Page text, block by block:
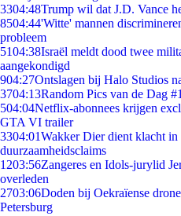
3304:48Trump wil dat J.D. Vance
8504:44'Witte' mannen
probleem
5104:38Israël meldt dood twee
aangekondigd
904:27Ontslagen bij Halo Studios
3704:13Random Pics van de Dag
504:04Netflix-abonnees krijgen
GTA VI trailer
3304:01Wakker Dier dient klacht in
duurzaamheidsclaims
1203:56Zangeres en Idols-jurylid
overleden
2703:06Doden bij Oekraïense
Petersburg